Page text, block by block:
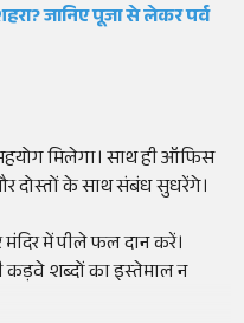
जानिए पूजा से लेकर पर्व
मिलेगा। साथ ही ऑफिस
दोस्तों के साथ संबंध सुधरेंगे।
में पीले फल दान करें।
शब्दों का इस्तेमाल न